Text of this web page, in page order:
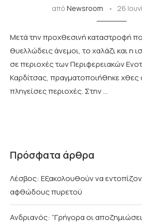
από Newsroom 26
Μετά την προχθεσινή καταστροφή
θυελλώδεις άνεμοι, το χαλάζι και η
σε περιοχές των Περιφερειακών
Καρδίτσας, πραγματοποιήθηκε χθες
πληγείσες περιοχές. Στην …
Πρόσφατα άρθρα
Λέσβος: Εξακολουθούν να
αφθώδους πυρετού
Ανδριανός: “Γρήγορα οι